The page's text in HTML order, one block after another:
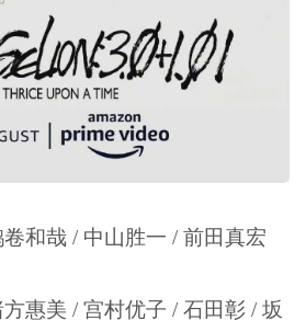
和哉 / 中山胜一 / 前田真宏
惠美 / 宫村优子 / 石田彰 / 坂